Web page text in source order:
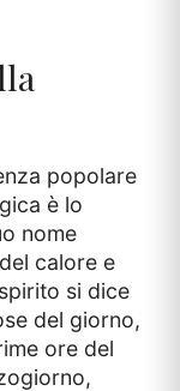
popolare
è lo
nome
calore e
si dice
del giorno,
ore del